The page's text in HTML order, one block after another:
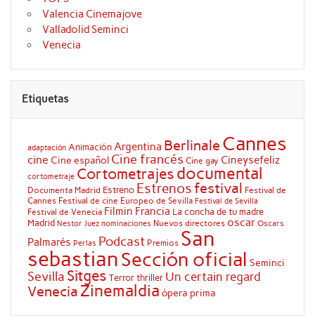
Valencia Cinemajove
Valladolid Seminci
Venecia
Etiquetas
adaptación AnimaciónArgentina Berlinale Cannes
cine Cine español Cine francés Cine gay Cineysefeliz
cortometraje Cortometrajes documental
Documenta Madrid Estreno Estrenos festival Festival de
Cannes Festival de cine Europeo de Sevilla Festival de Sevilla
Festival de Venecia Filmin Francia La concha de tu madre
Madrid Nestor Juez nominaciones Nuevos directores oscar Oscars
Palmarés Perlas Podcast Premios San
sebastianSección oficial Seminci
Sevilla Sitges Terrorthriller Un certain regard
Venecia Zinemaldia ópera prima